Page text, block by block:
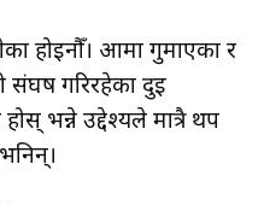
होइनौँ। आमा गुमाएका र
गरिरहेका दुई
भन्ने उद्देश्यले मात्रै थप